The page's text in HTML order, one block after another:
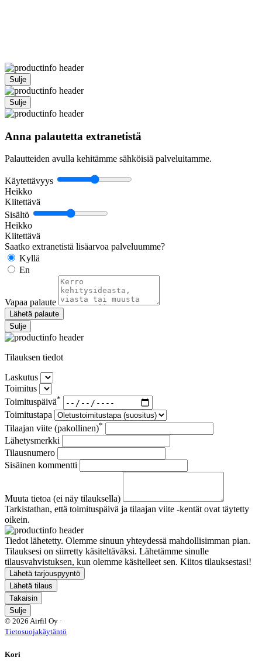
Sulje
Sulje
Anna palautetta extranetistä
Palautteiden avulla kehitämme sähköisiä palveluitamme.
Käytettävyys
Heikko
Kiitettävä
Sisältö
Heikko
Kiitettävä
Saatko extranetistä lisäarvoa palveluumme?
Kyllä
En
Vapaa palaute
Lähetä palaute
Sulje
Tilauksen tiedot
Laskutus
Toimitus
Toimituspäivä*
Toimitustapa
Tilaajan viite (pakollinen)*
Lähetysmerkki
Tilausnumero
Sisäinen kommentti
Muuta tietoa (ei näy tilauksella)
Tarkistathan, että toimituspäivä ja tilaajan viite -kentät ovat täytetty
oikein.
Tiedot lähetetty. Olemme sinuun yhteydessä mahdollisimman pian.
Tilauksesi on siirretty käsiteltäväksi. Lähetämme sinulle
tilausvahvistuksen, kun olemme käsitelleet sen. Kiitos tilauksestasi!
Lähetä tarjouspyyntö
Lähetä tilaus
Takaisin
Sulje
© 2026 Airfil Oy ·
Tietosuojakäytäntö
Kori